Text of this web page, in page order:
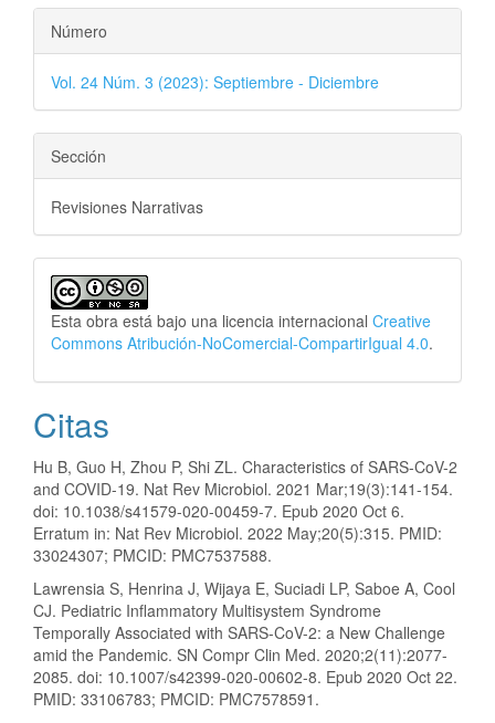
Número
Vol. 24 Núm. 3 (2023): Septiembre - Diciembre
Sección
Revisiones Narrativas
Esta obra está bajo una licencia internacional Creative
Commons Atribución-NoComercial-CompartirIgual 4.0.
Citas
Hu B, Guo H, Zhou P, Shi ZL. Characteristics of SARS-CoV-2
and COVID-19. Nat Rev Microbiol. 2021 Mar;19(3):141-154.
doi: 10.1038/s41579-020-00459-7. Epub 2020 Oct 6.
Erratum in: Nat Rev Microbiol. 2022 May;20(5):315. PMID:
33024307; PMCID: PMC7537588.
Lawrensia S, Henrina J, Wijaya E, Suciadi LP, Saboe A, Cool
CJ. Pediatric Inflammatory Multisystem Syndrome
Temporally Associated with SARS-CoV-2: a New Challenge
amid the Pandemic. SN Compr Clin Med. 2020;2(11):2077-
2085. doi: 10.1007/s42399-020-00602-8. Epub 2020 Oct 22.
PMID: 33106783; PMCID: PMC7578591.